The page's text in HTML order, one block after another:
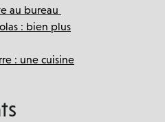
au bureau
: bien plus
: une cuisine